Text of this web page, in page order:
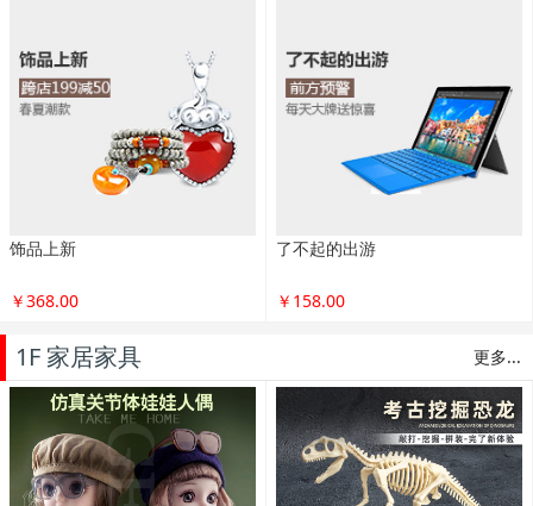
玩转春节潮流
￥200.00
野兽碳纤维自行车
￥2888.00
更多...
1F 家居家具